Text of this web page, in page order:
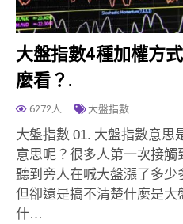
大盤指數4種加權方
麼看？.
6272人 大盤指數
大盤指數 01. 大盤指數意思
意思呢？很多人第一次接
聽到旁人在喊大盤漲了多少
但卻還是搞不清楚什麼是
什…